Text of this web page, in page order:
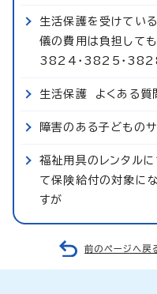
生活保護を受けてい
儀の費用は負担して
3824・3825・3828
生活保護 よくある質
障害のある子どものサ
福祉用具のレンタル
て保険給付の対象に
すが
前のページへ戻